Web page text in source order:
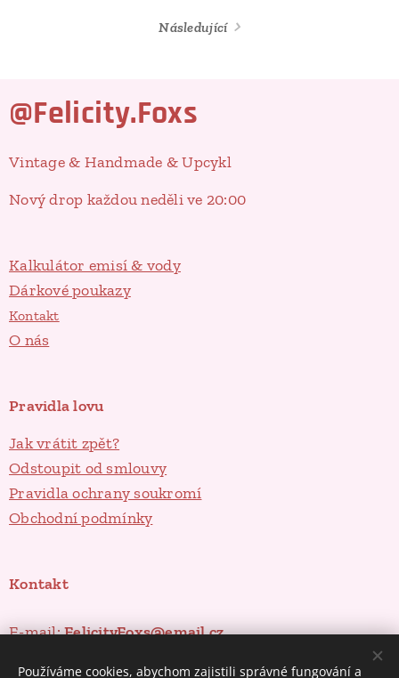
Následující
@Felicity.Foxs
Vintage & Handmade & Upcykl
Nový drop každou neděli ve 20:00
Kalkulátor emisí & vody
Dárkové poukazy
Kontakt
O nás
Pravidla lovu
Jak vrátit zpět?
Odstoupit od smlouvy
Pravidla ochrany soukromí
Obchodní podmínky
Kontakt
E-mail:FelicityFoxs@email.cz
Používáme cookies, abychom zajistili správné fungování a